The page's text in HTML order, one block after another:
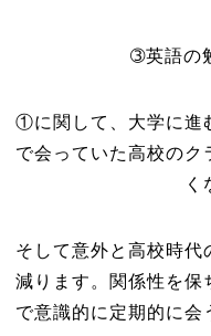
➂英語の
①に関して、大学に進
で会っていた高校のク
く
そして意外と高校時代
減ります。関係性を保
で意識的に定期的に会